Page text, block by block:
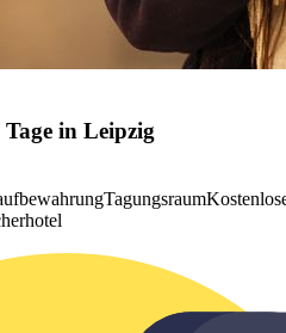
in Leipzig
Tagungsraum